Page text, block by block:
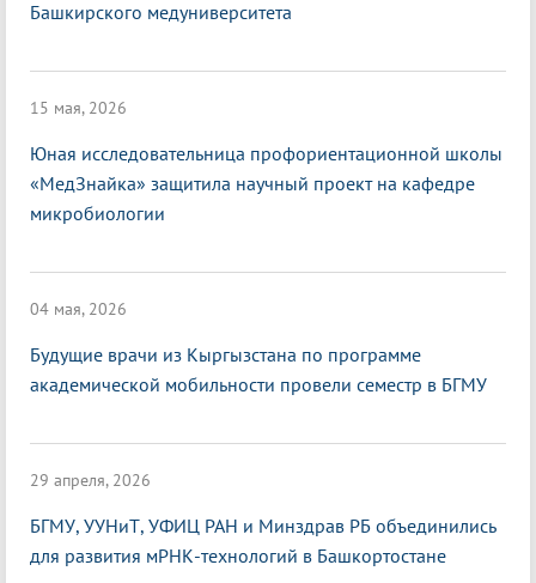
Башкирского медуниверситета
15 мая, 2026
Юная исследовательница профориентационной школы
«МедЗнайка» защитила научный проект на кафедре
микробиологии
04 мая, 2026
Будущие врачи из Кыргызстана по программе
академической мобильности провели семестр в БГМУ
29 апреля, 2026
БГМУ, УУНиТ, УФИЦ РАН и Минздрав РБ объединились
для развития мРНК-технологий в Башкортостане